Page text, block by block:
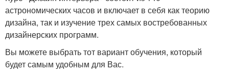
астрономических часов и включает в себя как теорию
дизайна, так и изучение трех самых востребованных
дизайнерских программ.
Вы можете выбрать тот вариант обучения, который
будет самым удобным для Вас.